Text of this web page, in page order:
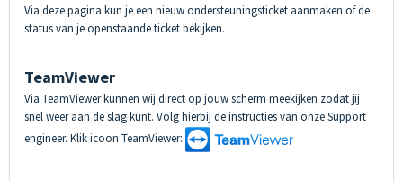
Via deze pagina kun je een nieuw ondersteuningsticket aanmaken of de
status van je openstaande ticket bekijken.
TeamViewer
Via TeamViewer kunnen wij direct op jouw scherm meekijken zodat jij
snel weer aan de slag kunt. Volg hierbij de instructies van onze Support
engineer. Klik icoon TeamViewer: